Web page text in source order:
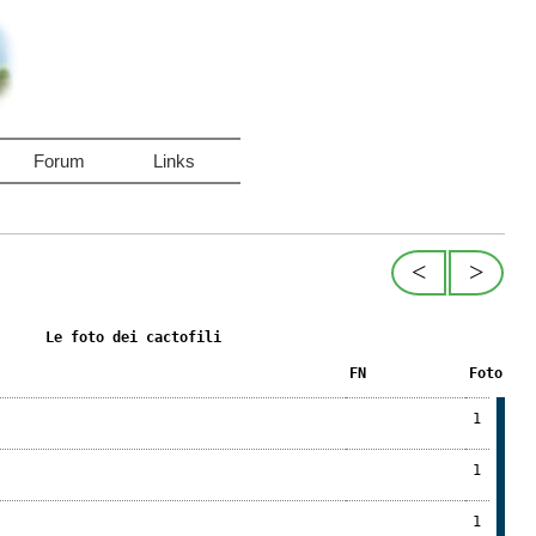
Forum Links
>
<
Le foto dei cactofili
FN Foto
1
1
1